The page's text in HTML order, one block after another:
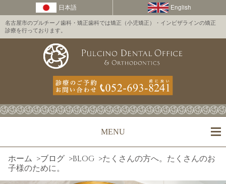
名古屋市のプルチーノ歯科・矯正歯科では矯正（小児矯正）・インビザラインの矯正
診療を行っております。
MENU
ホーム >ブログ >BLOG >たくさんの方へ。たくさんのお
子様のために。